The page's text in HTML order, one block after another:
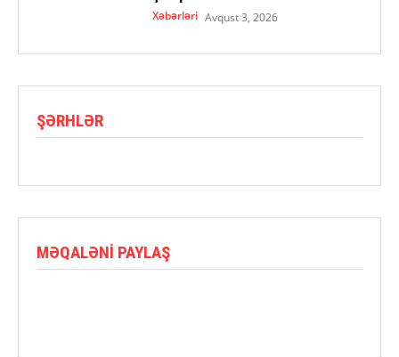
Xəbərləri Avqust 3, 2026
ŞƏRHLƏR
MƏQALƏNI PAYLAŞ